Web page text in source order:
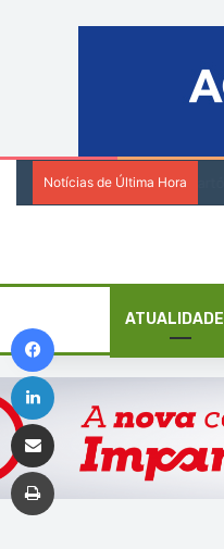
Notícias de Última Hora
ATUALIDADE
Linkedin
Imprimir